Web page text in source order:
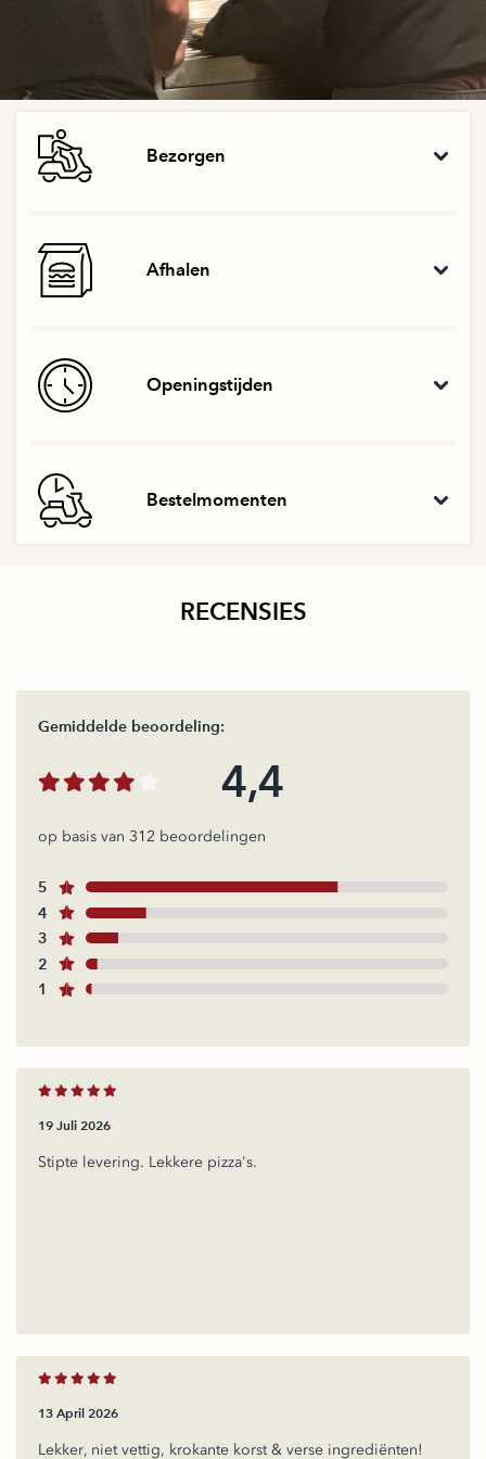
Bezorgen
Afhalen
Openingstijden
Bestelmomenten
RECENSIES
Gemiddelde beoordeling:
4,4
op basis van 312 beoordelingen
5
4
3
2
1
19 Juli 2026
Stipte levering. Lekkere pizza's.
13 April 2026
Lekker, niet vettig, krokante korst & verse ingrediënten!